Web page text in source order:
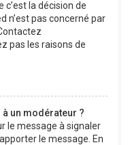
la décision de
n’est pas concerné par
pas les raisons de
un modérateur ?
le message à signaler
le message. En